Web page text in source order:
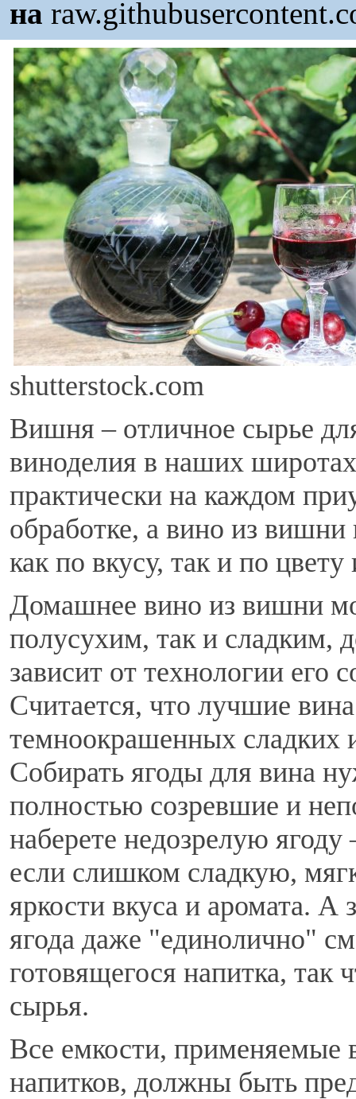
на
shutterstock.com
Вишня – отличное сырье
виноделия в наших
практически на каждом
обработке, а вино из
как по вкусу, так и по цвету
Домашнее вино из вишни
полусухим, так и сладким,
зависит от технологии его
Считается, что лучшие
темноокрашенных сладких
Собирать ягоды для вина
полностью созревшие и
наберете недозрелую
если слишком сладкую,
яркости вкуса и аромата. А
ягода даже "единолично"
готовящегося напитка, так
сырья.
Все емкости, применяемые
напитков, должны быть